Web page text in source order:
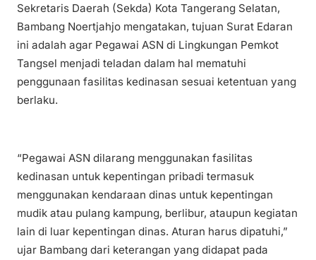
Sekretaris Daerah (Sekda) Kota Tangerang Selatan,
Bambang Noertjahjo mengatakan, tujuan Surat Edaran
ini adalah agar Pegawai ASN di Lingkungan Pemkot
Tangsel menjadi teladan dalam hal mematuhi
penggunaan fasilitas kedinasan sesuai ketentuan yang
berlaku.
“Pegawai ASN dilarang menggunakan fasilitas
kedinasan untuk kepentingan pribadi termasuk
menggunakan kendaraan dinas untuk kepentingan
mudik atau pulang kampung, berlibur, ataupun kegiatan
lain di luar kepentingan dinas. Aturan harus dipatuhi,”
ujar Bambang dari keterangan yang didapat pada